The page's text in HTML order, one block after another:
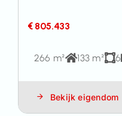
€ 805.433
266 m² 133 m² 6
Bekijk eigendom